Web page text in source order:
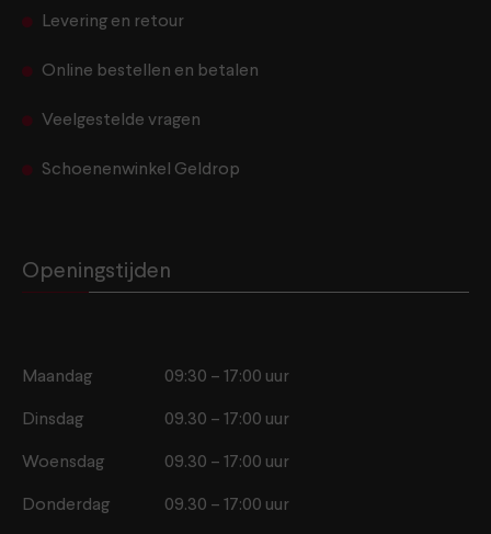
Levering en retour
Online bestellen en betalen
Veelgestelde vragen
Schoenenwinkel Geldrop
Openingstijden
Maandag 09:30 – 17:00 uur
Dinsdag 09.30 – 17:00 uur
Woensdag 09.30 – 17:00 uur
Donderdag 09.30 – 17:00 uur